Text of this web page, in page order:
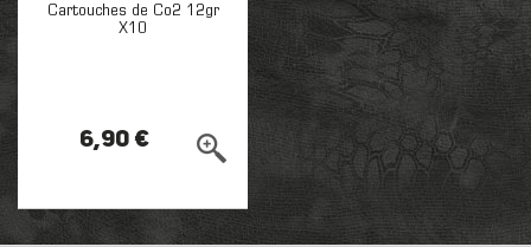
Cartouches de Co2 12gr
X10
6,90 €